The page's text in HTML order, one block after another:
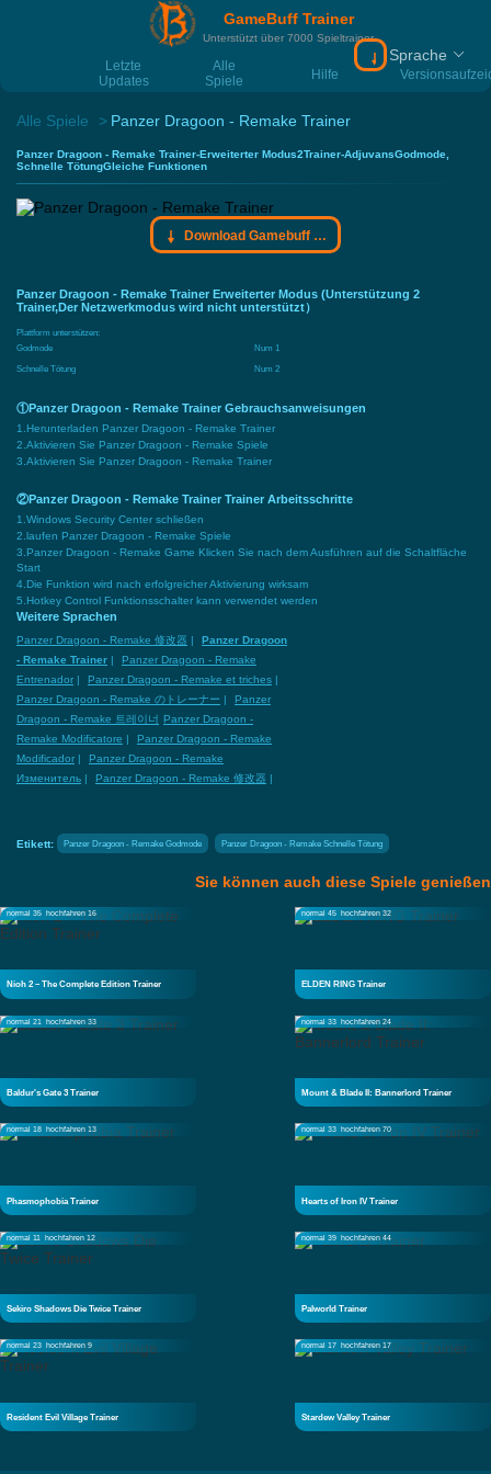
GameBuff Trainer
Unterstützt über 7000 Spieltrainer
Letzte
Updates
Alle
Spiele
Hilfe
Download
Sprache
Alle Spiele Panzer Dragoon - Remake Trainer
Panzer Dragoon - Remake Trainer-Erweiterter Modus2Trainer-AdjuvansGodmode,
Schnelle TötungGleiche Funktionen
Download Gamebuff Trainer
Panzer Dragoon - Remake Trainer Erweiterter Modus (Unterstützung 2
Trainer,Der Netzwerkmodus wird nicht unterstützt）
Plattform unterstützen:
Godmode
Num 1
Schnelle Tötung
Num 2
①Panzer Dragoon - Remake Trainer Gebrauchsanweisungen
1.Herunterladen Panzer Dragoon - Remake Trainer
2.Aktivieren Sie Panzer Dragoon - Remake Spiele
3.Aktivieren Sie Panzer Dragoon - Remake Trainer
②Panzer Dragoon - Remake Trainer Trainer Arbeitsschritte
1.Windows Security Center schließen
2.laufen Panzer Dragoon - Remake Spiele
3.Panzer Dragoon - Remake Game Klicken Sie nach dem Ausführen auf die Schaltfläche
Start
4.Die Funktion wird nach erfolgreicher Aktivierung wirksam
5.Hotkey Control Funktionsschalter kann verwendet werden
Weitere Sprachen
Panzer Dragoon - Remake 修改器
Panzer Dragoon
- Remake Trainer
Panzer Dragoon - Remake
Entrenador
Panzer Dragoon - Remake et triches
Panzer Dragoon - Remake のトレーナー
Panzer
Dragoon - Remake 트레이너
Panzer Dragoon -
Remake Modificatore
Panzer Dragoon - Remake
Modificador
Panzer Dragoon - Remake
Изменитель
Panzer Dragoon - Remake 修改器
Etikett: Panzer Dragoon - Remake Godmode Panzer Dragoon - Remake Schnelle Tötung
Sie können auch diese Spiele genießen
normal 35 hochfahren 16
Nioh 2 – The Complete Edition Trainer
normal 45 hochfahren 32
ELDEN RING Trainer
normal 21 hochfahren 33
Baldur's Gate 3 Trainer
normal 33 hochfahren 24
Mount & Blade II: Bannerlord Trainer
normal 18 hochfahren 13
Phasmophobia Trainer
normal 33 hochfahren 70
Hearts of Iron IV Trainer
normal 11 hochfahren 12
Sekiro Shadows Die Twice Trainer
normal 39 hochfahren 44
Palworld Trainer
normal 23 hochfahren 9
Resident Evil Village Trainer
normal 17 hochfahren 17
Stardew Valley Trainer